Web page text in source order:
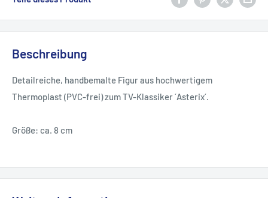
Beschreibung
Detailreiche, handbemalte Figur aus hochwertigem
Thermoplast (PVC-frei) zum TV-Klassiker ´Asterix´.
Größe: ca. 8 cm